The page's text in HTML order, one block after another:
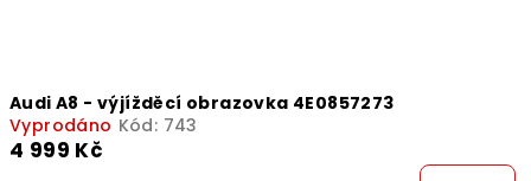
Audi A8 - výjížděcí obrazovka 4E0857273
Vyprodáno Kód: 743
4 999 Kč